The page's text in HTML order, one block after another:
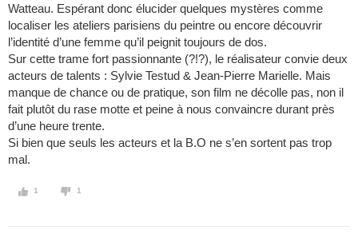
Watteau. Espérant donc élucider quelques mystères comme
localiser les ateliers parisiens du peintre ou encore découvrir
l’identité d’une femme qu’il peignit toujours de dos.
Sur cette trame fort passionnante (?!?), le réalisateur convie deux
acteurs de talents : Sylvie Testud & Jean-Pierre Marielle. Mais
manque de chance ou de pratique, son film ne décolle pas, non il
fait plutôt du rase motte et peine à nous convaincre durant près
d’une heure trente.
Si bien que seuls les acteurs et la B.O ne s’en sortent pas trop
mal.
1 1